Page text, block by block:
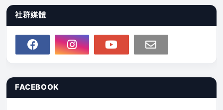
社群媒體
FACEBOOK